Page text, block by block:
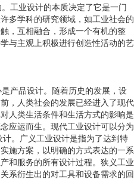
工业设计的本质决定了它是一门
多学科的研究领域，如工业社会的
，互相融合，形成一个有机的整
与主观上积极进行创造性活动的艺
产品设计。随着历史的发展，设
，人类社会的发展已经进入了现代
人类生活条件和生活方式的影响是
应运而生。现代工业设计可以分为
。广义工业设计是指为了达到特
施方案，以明确的方式表达的一系
和服务的所有设计过程。狭义工业
系衍生出的对工具和设备需求的回